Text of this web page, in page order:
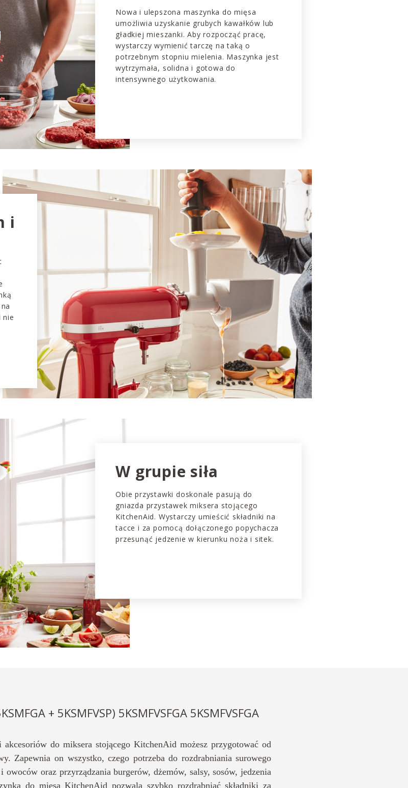
Nowa i ulepszona maszynka do mięsa
umożliwia uzyskanie grubych kawałków lub
gładkiej mieszanki. Aby rozpocząć pracę,
wystarczy wymienić tarczę na taką o
potrzebnym stopniu mielenia. Maszynka jest
wytrzymała, solidna i gotowa do
intensywnego użytkowania.
i
nie
W grupie siła
Obie przystawki doskonale pasują do
gniazda przystawek miksera stojącego
KitchenAid. Wystarczy umieścić składniki na
tacce i za pomocą dołączonego popychacza
przesunąć jedzenie w kierunku noża i sitek.
+ 5KSMFVSP) 5KSMFVSFGA 5KSMFVSFGA
do miksera stojącego KitchenAid możesz przygotować od
Zapewnia on wszystko, czego potrzeba do rozdrabniania surowego
oraz przyrządzania burgerów, dżemów, salsy, sosów, jedzenia
do mięsa KitchenAid pozwala szybko rozdrabniać składniki za